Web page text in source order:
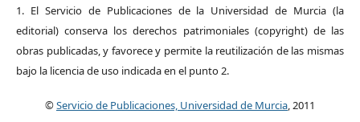
1. El Servicio de Publicaciones de la Universidad de Murcia (la
editorial) conserva los derechos patrimoniales (copyright) de las
obras publicadas, y favorece y permite la reutilización de las mismas
bajo la licencia de uso indicada en el punto 2.
©Servicio de Publicaciones, Universidad de Murcia, 2011